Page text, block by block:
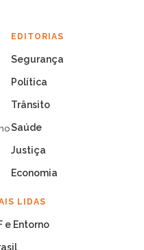
EDITORIAS
Segurança
Política
Trânsito
Saúde
Justiça
Economia
LIDAS
e Entorno